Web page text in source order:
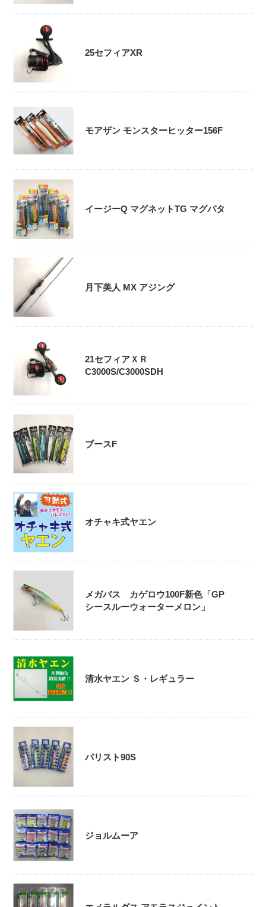
25セフィアXR
モアザン モンスターヒッター156F
イージーQ マグネットTG マグパタ
月下美人 MX アジング
21セフィアＸＲ
C3000S/C3000SDH
ブースF
オチャキ式ヤエン
メガバス カゲロウ100F新色「GP
シースルーウォーターメロン」
清水ヤエン Ｓ・レギュラー
バリスト90S
ジョルムーア